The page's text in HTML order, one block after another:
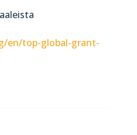
en/top-global-grant-